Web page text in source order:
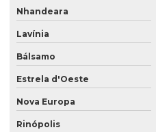
Nhandeara
Lavínia
Bálsamo
Estrela d'Oeste
Nova Europa
Rinópolis